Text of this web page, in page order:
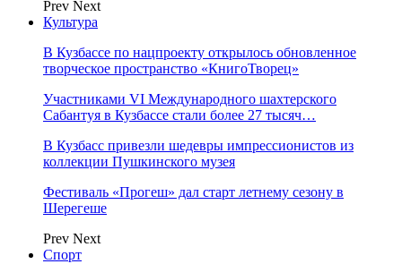
Prev Next
Культура
В Кузбассе по нацпроекту открылось обновленное
творческое пространство «КнигоТворец»
Участниками VI Международного шахтерского
Сабантуя в Кузбассе стали более 27 тысяч…
В Кузбасс привезли шедевры импрессионистов из
коллекции Пушкинского музея
Фестиваль «Прогеш» дал старт летнему сезону в
Шерегеше
Prev Next
Спорт